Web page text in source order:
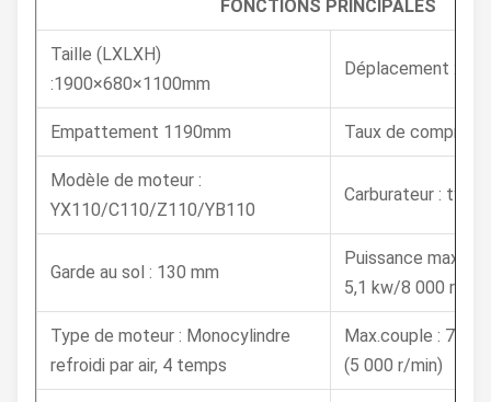
FONCTIONS PRINCIPALES
Taille (LXLXH)
:1900×680×1100mm
Déplacement :
Empattement 1190mm Taux de
Modèle de moteur :
YX110/C110/Z110/YB110
Carburateur : type
Garde au sol : 130 mm
Puissance
5,1 kw/8 000 r/min
Type de moteur : Monocylindre
refroidi par air, 4 temps
Max.couple : 7,2
(5 000 r/min)